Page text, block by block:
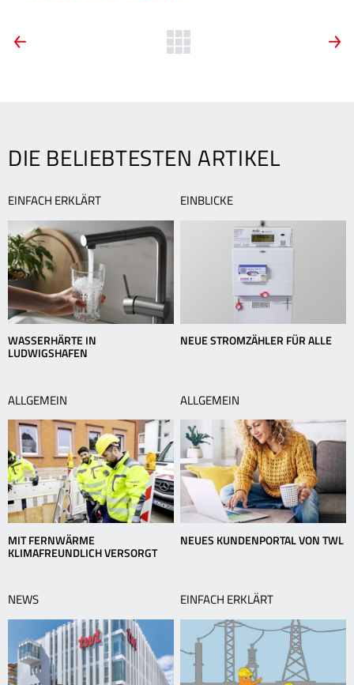
ARTIKEL-
Day
Zurück
DIE BELIEBTESTEN ARTIKEL
EINFACH ERKLÄRT
WASSERHÄRTE IN
LUDWIGSHAFEN
EINBLICKE
NEUE STROMZÄHLER FÜR ALLE
ALLGEMEIN
MIT FERNWÄRME
KLIMAFREUNDLICH VERSORGT
ALLGEMEIN
NEUES KUNDENPORTAL VON TWL
NEWS EINFACH ERKLÄRT